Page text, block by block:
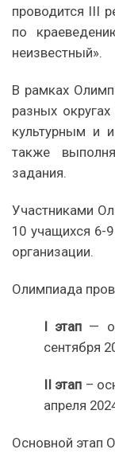
проводится III
по
неизвестный».
В рамках
разных
культурным и
также
задания.
Участниками
10 учащихся 6-
организации.
Олимпиада
I этап —
сентября
II этап –
апреля
Основной этап